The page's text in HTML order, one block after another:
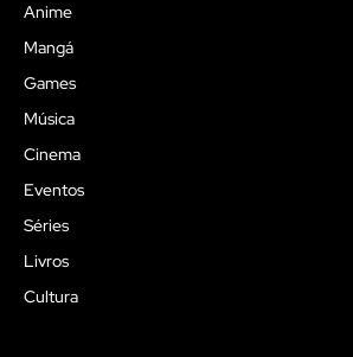
Anime
Mangá
Games
Música
Cinema
Eventos
Séries
Livros
Cultura